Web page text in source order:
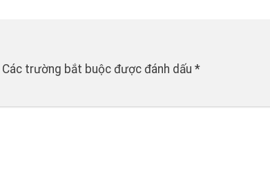
Các trường bắt buộc được đánh dấu *